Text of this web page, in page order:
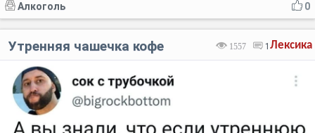
0
Алкоголь
Лексика
1557 1
Утренняя чашечка кофе